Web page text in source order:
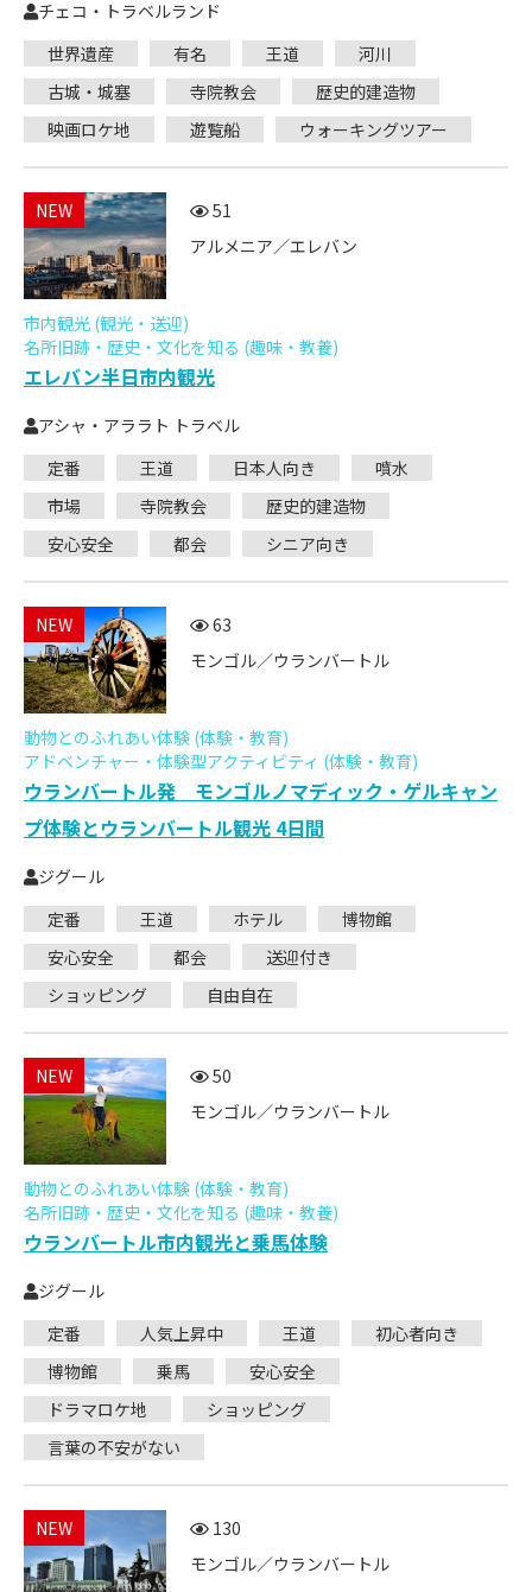
チェコ・トラベルランド
世界遺産
有名 王道
河川
古城・城塞
寺院教会
歴史的建造物
映画ロケ地
遊覧船 ウォーキングツアー
NEW
51
アルメニア／エレバン
市内観光 (観光・送迎)
名所旧跡・歴史・文化を知る (趣味・教養)
エレバン半日市内観光
アシャ・アララト トラベル
定番
王道 日本人向き
噴水
市場
寺院教会
歴史的建造物
安心安全
都会 シニア向き
NEW
63
モンゴル／ウランバートル
動物とのふれあい体験 (体験・教育)
アドベンチャー・体験型アクティビティ (体験・教育)
ウランバートル発 モンゴルノマディック・ゲルキャン
プ体験とウランバートル観光 4日間
ジグール
定番
王道 ホテル
博物館
安心安全
都会
送迎付き
ショッピング
自由自在
NEW
50
モンゴル／ウランバートル
動物とのふれあい体験 (体験・教育)
名所旧跡・歴史・文化を知る (趣味・教養)
ウランバートル市内観光と乗馬体験
ジグール
定番
人気上昇中 王道
初心者向き
博物館
乗馬
安心安全
ドラマロケ地
ショッピング
言葉の不安がない
NEW
130
モンゴル／ウランバートル